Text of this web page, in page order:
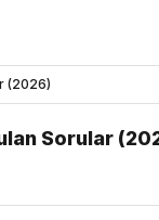
(2026)
Sorular